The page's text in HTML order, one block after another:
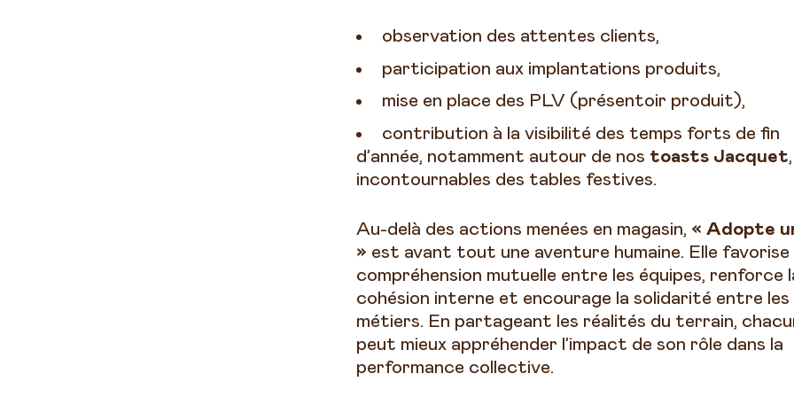
observation des attentes clients,
participation aux implantations produits,
mise en place des PLV (présentoir produit),
contribution à la visibilité des temps forts de fin
d’année, notamment autour de nos toasts Jacquet,
incontournables des tables festives.
Au-delà des actions menées en magasin, « Adopte
» est avant tout une aventure humaine. Elle favorise
compréhension mutuelle entre les équipes, renforce
cohésion interne et encourage la solidarité entre les
métiers. En partageant les réalités du terrain,
peut mieux appréhender l’impact de son rôle dans la
performance collective.